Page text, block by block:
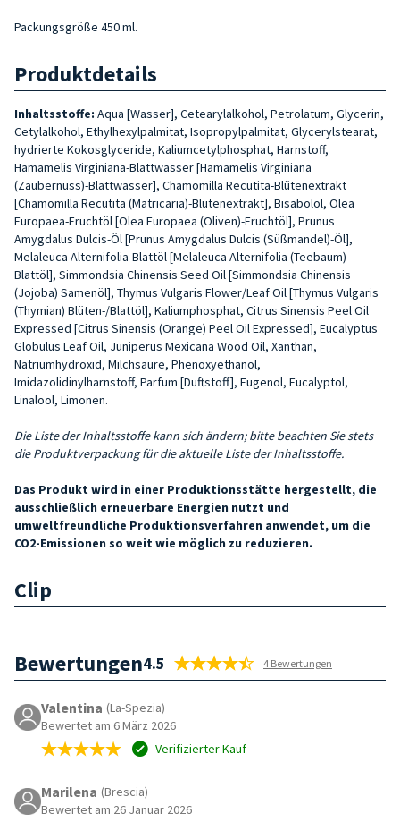
Packungsgröße 450 ml.
Produktdetails
Inhaltsstoffe: Aqua [Wasser], Cetearylalkohol, Petrolatum, Glycerin,
Cetylalkohol, Ethylhexylpalmitat, Isopropylpalmitat, Glycerylstearat,
hydrierte Kokosglyceride, Kaliumcetylphosphat, Harnstoff,
Hamamelis Virginiana-Blattwasser [Hamamelis Virginiana
(Zaubernuss)-Blattwasser], Chamomilla Recutita-Blütenextrakt
[Chamomilla Recutita (Matricaria)-Blütenextrakt], Bisabolol, Olea
Europaea-Fruchtöl [Olea Europaea (Oliven)-Fruchtöl], Prunus
Amygdalus Dulcis-Öl [Prunus Amygdalus Dulcis (Süßmandel)-Öl],
Melaleuca Alternifolia-Blattöl [Melaleuca Alternifolia (Teebaum)-
Blattöl], Simmondsia Chinensis Seed Oil [Simmondsia Chinensis
(Jojoba) Samenöl], Thymus Vulgaris Flower/Leaf Oil [Thymus Vulgaris
(Thymian) Blüten-/Blattöl], Kaliumphosphat, Citrus Sinensis Peel Oil
Expressed [Citrus Sinensis (Oran­ge) Peel Oil Expressed], Eucalyptus
Globulus Leaf Oil, Juniperus Mexica­na Wood Oil, Xanthan,
Natriumhydroxid, Milchsäure, Phenoxyethanol,
Imidazolidinylharnstoff, Parfum [Duftstoff], Eugenol, Eucalyptol,
Linalool, Limonen.
Die Liste der Inhaltsstoffe kann sich ändern; bitte beachten Sie stets
die Produktverpackung für die aktuelle Liste der Inhaltsstoffe.
Das Produkt wird in einer Produktionsstätte hergestellt, die
ausschließlich erneuerbare Energien nutzt und
umweltfreundliche Produktionsverfahren anwendet, um die
CO2-Emissionen so weit wie möglich zu reduzieren.
Clip
Bewertungen4.5 4 Bewertungen
Valentina (La-Spezia)
Bewertet am 6 März 2026
Verifizierter Kauf
Marilena (Brescia)
Bewertet am 26 Januar 2026